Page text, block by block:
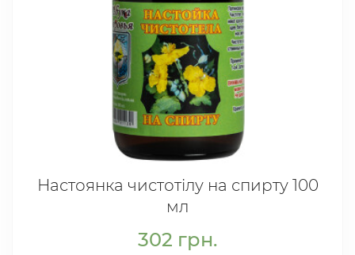
Настоянка чистотілу на спирту 100
мл
302 грн.